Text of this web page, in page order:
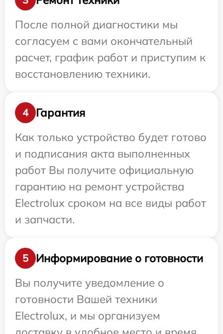
После полной диагностики мы
согласуем с вами окончательный
расчет, график работ и приступим к
восстановлению техники.
4
Гарантия
Как только устройство будет готово
и подписания акта выполненных
работ Вы получите официальную
гарантию на ремонт устройства
Electrolux сроком на все виды работ
и запчасти.
5
Информирование о готовности
Вы получите уведомление о
готовности Вашей техники
Electrolux, и мы организуем